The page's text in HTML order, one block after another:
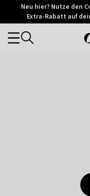
Otrium
Trustpilot
Neu hier? Nutze den
Extra-Rabatt auf
Categories